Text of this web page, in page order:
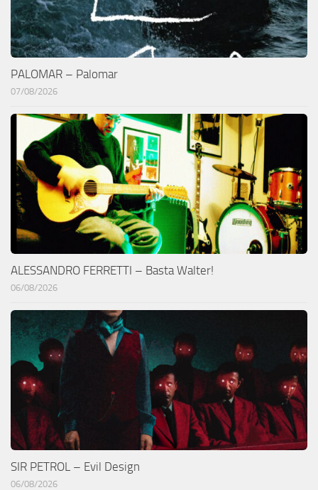
PALOMAR – Palomar
07/08/2026
ALESSANDRO FERRETTI – Basta Walter!
06/08/2026
SIR PETROL – Evil Design
06/08/2026